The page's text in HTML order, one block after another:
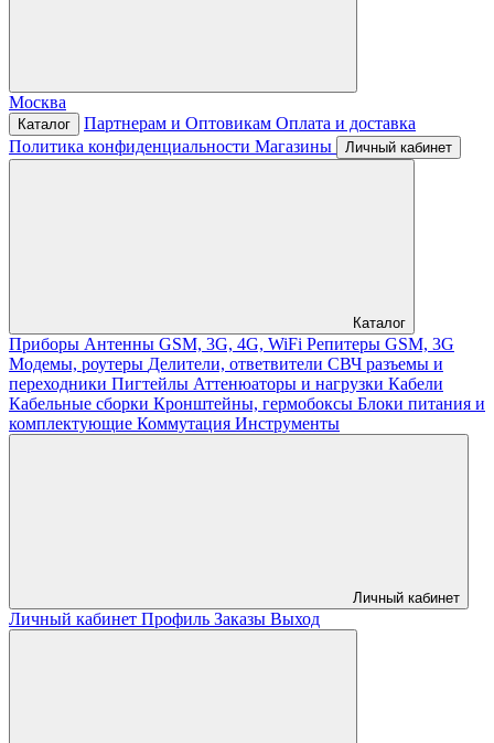
Москва
Каталог Партнерам и Оптовикам Оплата и доставка
Политика конфиденциальности Магазины Личный кабинет
Каталог
Приборы Антенны GSM, 3G, 4G, WiFi Репитеры GSM, 3G
Модемы, роутеры Делители, ответвители СВЧ разъемы и
переходники Пигтейлы Аттенюаторы и нагрузки Кабели
Кабельные сборки Кронштейны, гермобоксы Блоки питания и
комплектующие Коммутация Инструменты
Личный кабинет
Личный кабинет Профиль Заказы Выход